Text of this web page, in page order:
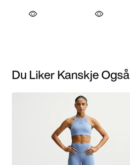
Du Liker Kanskje Også